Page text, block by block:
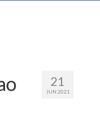
21
JUN 2021